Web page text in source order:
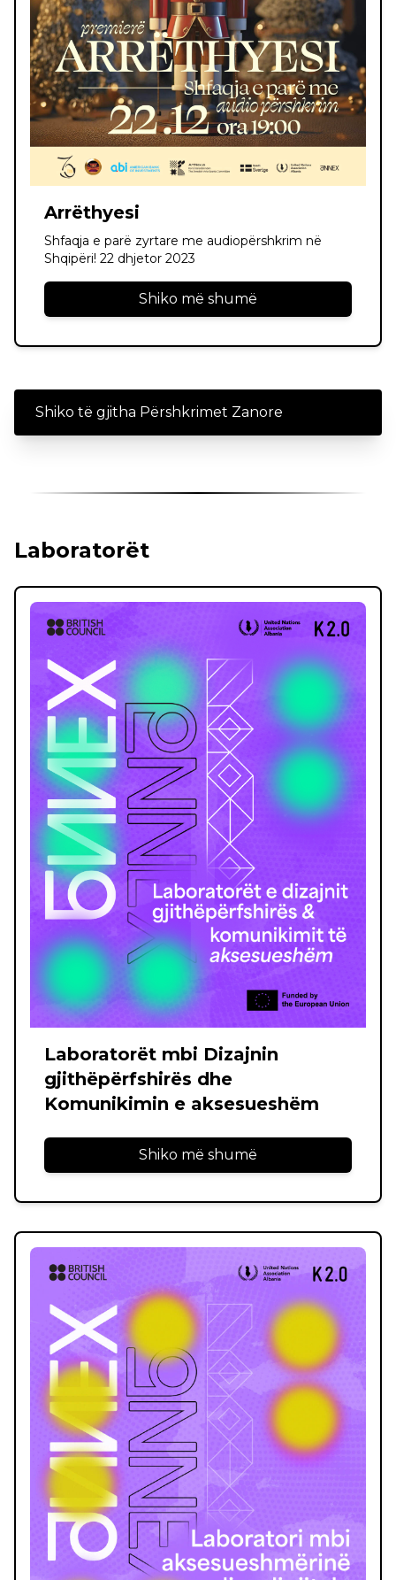
Arrëthyesi
Shfaqja e parë zyrtare me audiopërshkrim në
Shqipëri! 22 dhjetor 2023
Shiko më shumë
Shiko të gjitha Përshkrimet Zanore
Laboratorët
Laboratorët mbi Dizajnin
gjithëpërfshirës dhe
Komunikimin e aksesueshëm
Shiko më shumë